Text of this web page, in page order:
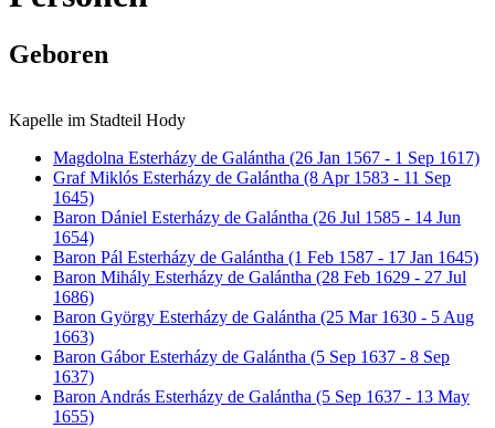
Geboren
Kapelle im Stadteil Hody
Magdolna Esterházy de Galántha (26 Jan 1567 - 1 Sep 1617)
Graf Miklós Esterházy de Galántha (8 Apr 1583 - 11 Sep
1645)
Baron Dániel Esterházy de Galántha (26 Jul 1585 - 14 Jun
1654)
Baron Pál Esterházy de Galántha (1 Feb 1587 - 17 Jan 1645)
Baron Mihály Esterházy de Galántha (28 Feb 1629 - 27 Jul
1686)
Baron György Esterházy de Galántha (25 Mar 1630 - 5 Aug
1663)
Baron Gábor Esterházy de Galántha (5 Sep 1637 - 8 Sep
1637)
Baron András Esterházy de Galántha (5 Sep 1637 - 13 May
1655)